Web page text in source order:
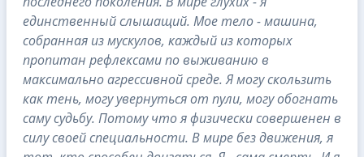
единственный слышащий. Мое тело - машина,
собранная из мускулов, каждый из которых
пропитан рефлексами по выживанию в
максимально агрессивной среде. Я могу скользить
как тень, могу увернуться от пули, могу обогнать
саму судьбу. Потому что я физически совершенен в
силу своей специальности. В мире без движения, я